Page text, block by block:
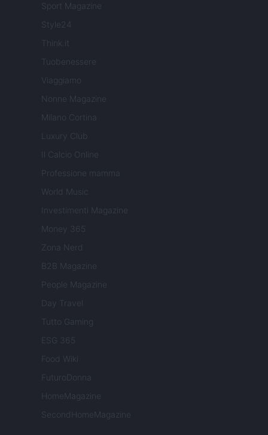
Sport Magazine
Style24
Think.it
Tuobenessere
Viaggiamo
Nonne Magazine
Milano Cortina
Luxury Club
Il Calcio Online
Professione mamma
World Music
Investimenti Magazine
Money 365
Zona Nerd
B2B Magazine
People Magazine
Day Travel
Tutto Gaming
ESG 365
Food Wiki
FuturoDonna
HomeMagazine
SecondHomeMagazine